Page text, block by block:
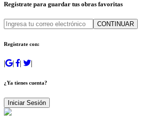
Regístrate para guardar tus obras favoritas
CONTINUAR
Regístrate con:
| | | |
¿Ya tienes cuenta?
Iniciar Sesión